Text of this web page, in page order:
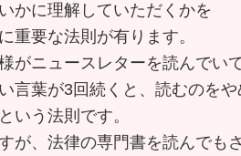
かに理解していただくかを
重要な法則が有ります。
がニュースレターを読んでい
言葉が3回続くと、読むのを
いう法則です。
が、法律の専門書を読んでも